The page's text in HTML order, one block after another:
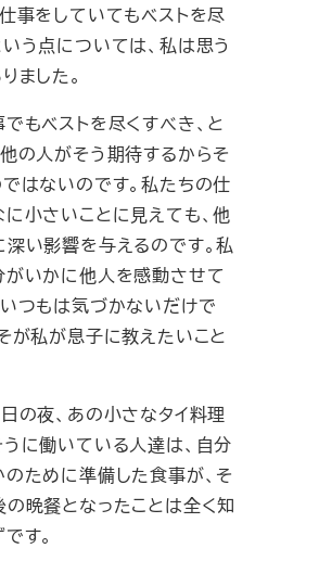
事をしていてもベストを尽
う点については、私は思う
ました。
もベストを尽くすべき、と
の人がそう期待するからそ
はないのです。私たちの仕
小さいことに見えても、他
い影響を与えるのです。私
がいかに他人を感動させて
つもは気づかないだけで
が私が息子に教えたいこと
の夜、あの小さなタイ料理
に働いている人達は、自分
ために準備した食事が、そ
晩餐となったことは全く知
す。